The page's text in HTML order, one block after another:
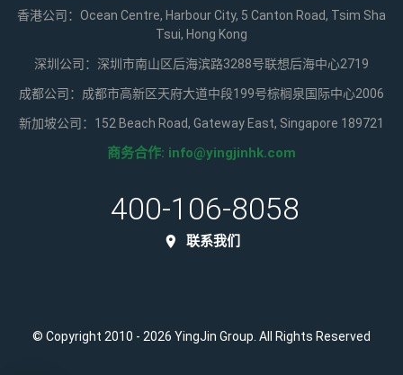
香港公司：Ocean Centre, Harbour City, 5 Canton Road, Tsim Sha
Tsui, Hong Kong
深圳公司：深圳市南山区后海滨路3288号联想后海中心2719
成都公司：成都市高新区天府大道中段199号棕榈泉国际中心2006
新加坡公司：152 Beach Road, Gateway East, Singapore 189721
商务合作: info@yingjinhk.com
400-106-8058
联系我们
© Copyright 2010 - 2026 YingJin Group. All Rights Reserved